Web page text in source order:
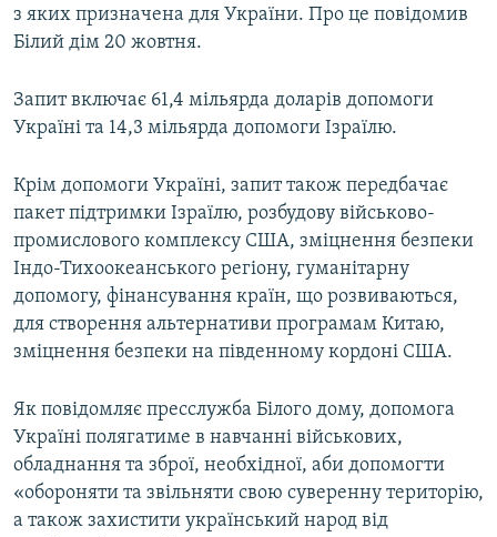
з яких призначена для України. Про це повідомив
Білий дім 20 жовтня.
Запит включає 61,4 мільярда доларів допомоги
Україні та 14,3 мільярда допомоги Ізраїлю.
Крім допомоги Україні, запит також передбачає
пакет підтримки Ізраїлю, розбудову військово-
промислового комплексу США, зміцнення безпеки
Індо-Тихоокеанського регіону, гуманітарну
допомогу, фінансування країн, що розвиваються,
для створення альтернативи програмам Китаю,
зміцнення безпеки на південному кордоні США.
Як повідомляє пресслужба Білого дому, допомога
Україні полягатиме в навчанні військових,
обладнання та зброї, необхідної, аби допомогти
«обороняти та звільняти свою суверенну територію,
а також захистити український народ від